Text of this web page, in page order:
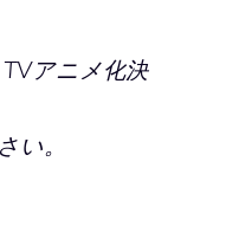
TVアニメ化決
い。